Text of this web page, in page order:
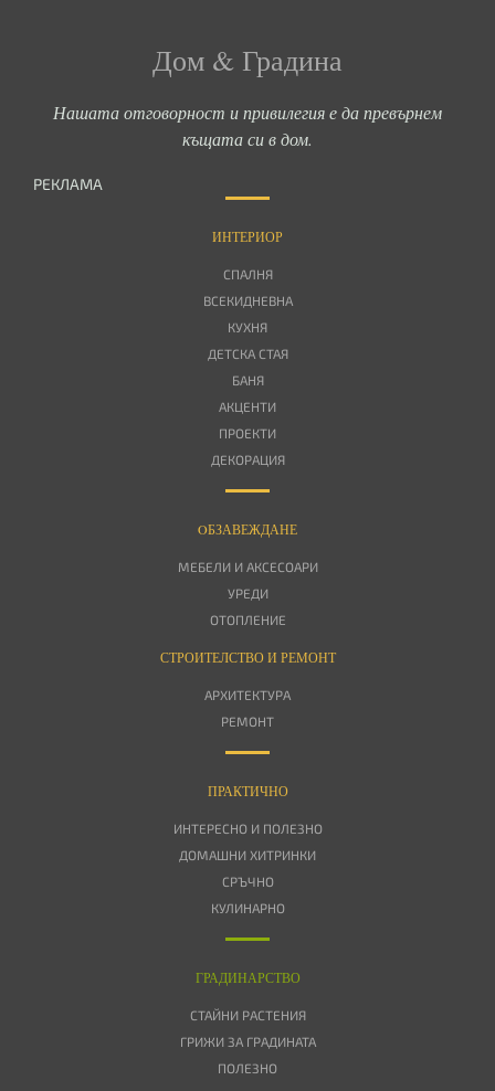
Дом & Градина
Нашата отговорност и привилегия е да превърнем
къщата си в дом.
РЕКЛАМА
ИНТЕРИОР
СПАЛНЯ
ВСЕКИДНЕВНА
КУХНЯ
ДЕТСКА СТАЯ
БАНЯ
АКЦЕНТИ
ПРОЕКТИ
ДЕКОРАЦИЯ
OБЗАВЕЖДАНЕ
МЕБЕЛИ И АКСЕСОАРИ
УРЕДИ
ОТОПЛЕНИЕ
СТРОИТЕЛСТВО И РЕМОНТ
АРХИТЕКТУРА
РЕМОНТ
ПРАКТИЧНО
ИНТЕРЕСНО И ПОЛЕЗНО
ДОМАШНИ ХИТРИНКИ
СРЪЧНО
КУЛИНАРНО
ГРАДИНАРСТВО
СТАЙНИ РАСТЕНИЯ
ГРИЖИ ЗА ГРАДИНАТА
ПОЛЕЗНО